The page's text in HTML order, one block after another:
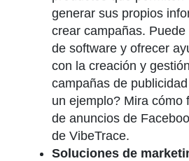
generar sus propios
crear campañas.
de software y ofrecer
con la creación y
campañas de
un ejemplo? Mira cómo
de anuncios de
de VibeTrace.
Soluciones de